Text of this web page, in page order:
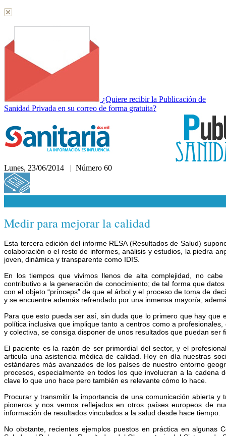
¿Quiere recibir la Publicación de
Sanidad Privada en su correo de forma gratuita?
Lunes, 23/06/2014 | Número 60
Medir para mejorar la calidad
Esta tercera edición del informe RESA (Resultados de Salud)
colaboración o el resto de informes, análisis y estudios, la piedra
joven, dinámica y transparente como IDIS.
En los tiempos que vivimos llenos de alta complejidad, no
contributivo a la generación de conocimiento; de tal forma que
con el objeto “prínceps” de que el árbol y el proceso de toma de
y se encuentre además refrendado por una inmensa mayoría,
Para que esto pueda ser así, sin duda que lo primero que hay
política inclusiva que implique tanto a centros como a
y colectiva, se consiga disponer de unos resultados que puedan ser
El paciente es la razón de ser primordial del sector, y el
articula una asistencia médica de calidad. Hoy en día nuestras
estándares más avanzados de los países de nuestro entorno
procesos, especialmente en todos los que involucran a la
clave lo que uno hace pero también es relevante cómo lo hace.
Procurar y transmitir la importancia de una comunicación abierta
pioneros y nos vemos reflejados en otros países europeos de
información de resultados vinculados a la salud desde hace tiempo.
No obstante, recientes ejemplos puestos en práctica en algunas